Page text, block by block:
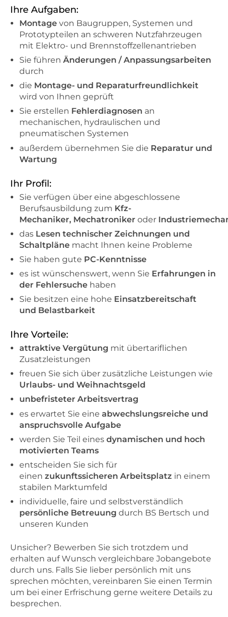
Ihre Aufgaben:
Montage von Baugruppen, Systemen und
Prototypteilen an schweren Nutzfahrzeugen
mit Elektro- und Brennstoffzellenantrieben
Sie führen Änderungen / Anpassungsarbeiten
durch
die Montage- und Reparaturfreundlichkeit
wird von Ihnen geprüft
Sie erstellen Fehlerdiagnosen an
mechanischen, hydraulischen und
pneumatischen Systemen
außerdem übernehmen Sie die Reparatur und
Wartung
Ihr Profil:
Sie verfügen über eine abgeschlossene
Berufsausbildung zum Kfz-
Mechaniker, Mechatroniker oder
das Lesen technischer Zeichnungen und
Schaltpläne macht Ihnen keine Probleme
Sie haben gute PC-Kenntnisse
es ist wünschenswert, wenn Sie Erfahrungen in
der Fehlersuche haben
Sie besitzen eine hohe Einsatzbereitschaft
und Belastbarkeit
Ihre Vorteile:
attraktive Vergütung mit übertariflichen
Zusatzleistungen
freuen Sie sich über zusätzliche Leistungen wie
Urlaubs- und Weihnachtsgeld
unbefristeter Arbeitsvertrag
es erwartet Sie eine abwechslungsreiche und
anspruchsvolle Aufgabe
werden Sie Teil eines dynamischen und hoch
motivierten Teams
entscheiden Sie sich für
einen zukunftssicheren Arbeitsplatz in einem
stabilen Marktumfeld
individuelle, faire und selbstverständlich
persönliche Betreuung durch BS Bertsch und
unseren Kunden
Unsicher? Bewerben Sie sich trotzdem und
erhalten auf Wunsch vergleichbare Jobangebote
durch uns. Falls Sie lieber persönlich mit uns
sprechen möchten, vereinbaren Sie einen Termin
um bei einer Erfrischung gerne weitere Details zu
besprechen.